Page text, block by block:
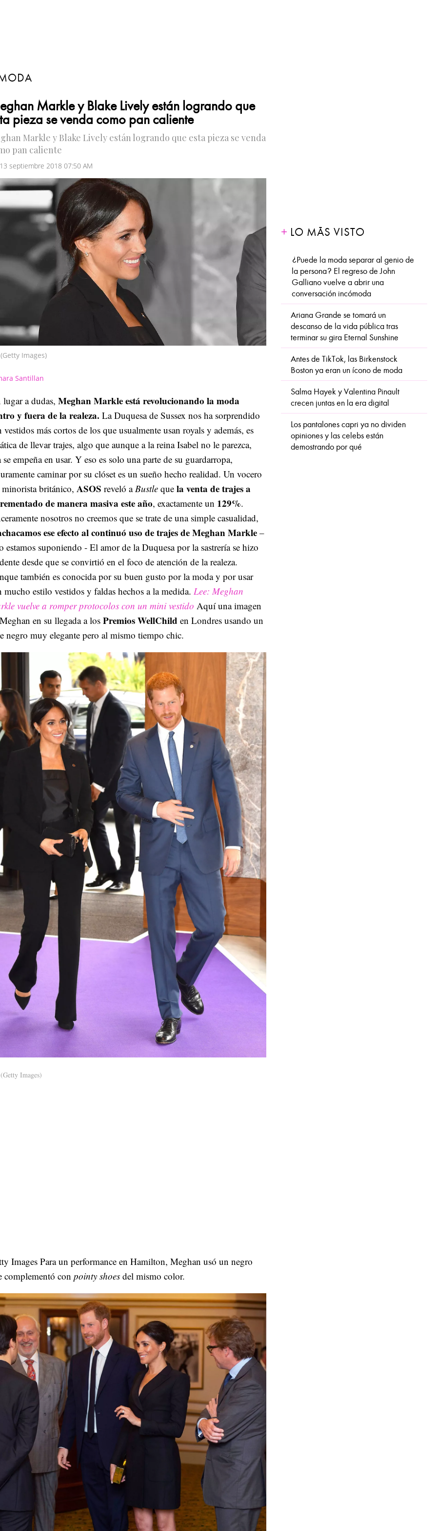
Markle y Blake Lively están logrando que
pieza se venda como pan caliente
Markle y Blake Lively están logrando que esta pieza se venda
pan caliente
septiembre 2018 07:50 AM
(Getty Images)
Santillan
lugar a dudas, Meghan Markle está revolucionando la moda
y fuera de la realeza. La Duquesa de Sussex nos ha sorprendido
vestidos más cortos de los que usualmente usan royals y además, es
de llevar trajes, algo que aunque a la reina Isabel no le parezca,
se empeña en usar. Y eso es solo una parte de su guardarropa,
caminar por su clóset es un sueño hecho realidad. Un vocero
británico, ASOS reveló aBustle que la venta de trajes a
de manera masiva este año, exactamente un 129%.
nosotros no creemos que se trate de una simple casualidad,
ese efecto al continuó uso de trajes de Meghan Markle –
estamos suponiendo - El amor de la Duquesa por la sastrería se hizo
desde que se convirtió en el foco de atención de la realeza.
también es conocida por su buen gusto por la moda y por usar
mucho estilo vestidos y faldas hechos a la medida. Lee: Meghan
vuelve a romper protocolos con un mini vestido Aquí una imagen
en su llegada a los Premios WellChild en Londres usando un
negro muy elegante pero al mismo tiempo chic.
(Getty Images)
Images Para un performance en Hamilton, Meghan usó un negro
complementó con pointy shoes del mismo color.
LO MÁS VISTO
¿Puede la moda separar al genio de
la persona? El regreso de John
Galliano vuelve a abrir una
conversación incómoda
Ariana Grande se tomará un
descanso de la vida pública tras
terminar su gira Eternal Sunshine
Antes de TikTok, las Birkenstock
Boston ya eran un ícono de moda
Salma Hayek y Valentina Pinault
crecen juntas en la era digital
Los pantalones capri ya no dividen
opiniones y las celebs están
demostrando por qué